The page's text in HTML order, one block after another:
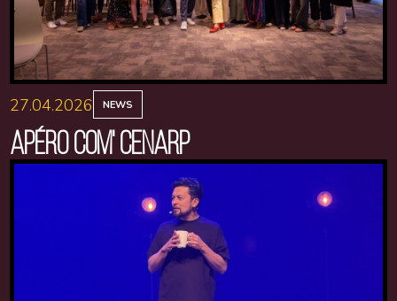
27.04.2026 NEWS
APÉRO COM' CENARP